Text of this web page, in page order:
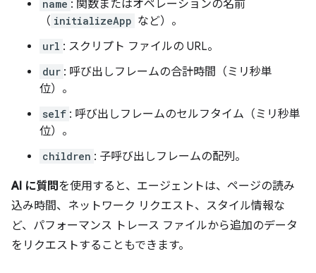
name : 関数またはオペレーションの名前
（ initializeApp など）。
url : スクリプト ファイルの URL。
dur : 呼び出しフレームの合計時間（ミリ秒単
位）。
self : 呼び出しフレームのセルフタイム（ミリ秒単
位）。
children : 子呼び出しフレームの配列。
AI に質問を使用すると、エージェントは、ページの読み
込み時間、ネットワーク リクエスト、スタイル情報な
ど、パフォーマンス トレース ファイルから追加のデータ
をリクエストすることもできます。